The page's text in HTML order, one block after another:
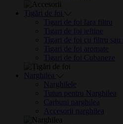
Țigări de foi
Tigari de foi fara filtru
Tigari de foi ieftine
Tigari de foi cu filtru sau
Tigari de foi aromate
Tigari de foi Cubaneze
Narghilea
Narghilele
Tutun pentru Narghilea
Carbuni narghilea
Accesorii narghilea